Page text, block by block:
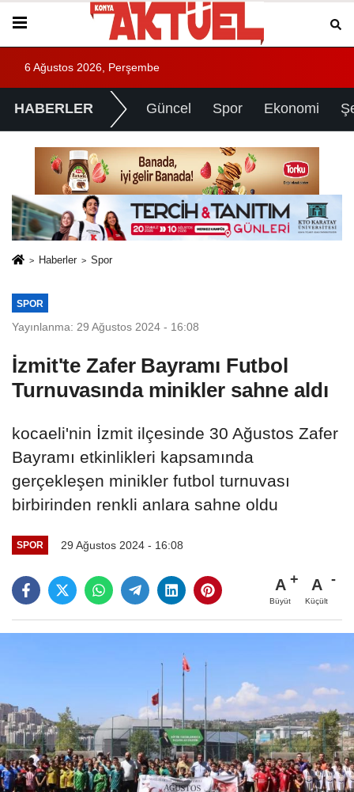
6 Ağustos 2026, Perşembe
HABERLER Güncel Spor Ekonomi
Haberler Spor
SPOR
Yayınlanma: 29 Ağustos 2024 - 16:08
İzmit'te Zafer Bayramı Futbol
Turnuvasında minikler sahne aldı
kocaeli'nin İzmit ilçesinde 30 Ağustos Zafer
Bayramı etkinlikleri kapsamında
gerçekleşen minikler futbol turnuvası
birbirinden renkli anlara sahne oldu
SPOR 29 Ağustos 2024 - 16:08
A
Büyüt
A
Küçült